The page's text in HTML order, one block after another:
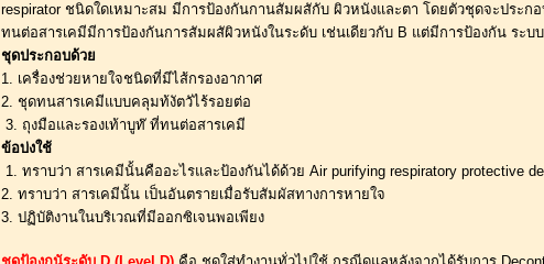
respirator ชนิดใดเหมาะสม มีการป้องกันกานสัมผสักับ ผิวหนังและตา โดยตัวชุดจะประกอ
ทนต่อสารเคมีมีการป้องกันการสัมผสัผิวหนังในระดับ เช่นเดียวกับ B แต่มีการป้องกัน ระบ
ชุดประกอบด้วย
1. เครื่องช่วยหายใจชนิดที่มีไส้กรองอากาศ
2. ชุดทนสารเคมีแบบคลุมท้งัตวัไร้รอยต่อ
3. ถุงมือและรองเท้าบูท๊ ที่ทนต่อสารเคมี
ข้อบ่งใช้
1. ทราบว่า สารเคมีนั้นคืออะไรและป้องกันได้ด้วย Air purifying respiratory protective
2. ทราบว่า สารเคมีนั้น เป็นอันตรายเมื่อรับสัมผัสทางการหายใจ
3. ปฏิบัติงานในบริเวณที่มีออกซิเจนพอเพียง